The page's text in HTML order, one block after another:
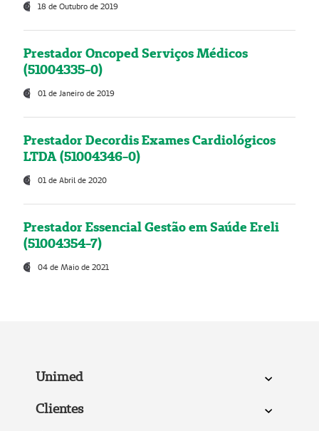
18 de Outubro de 2019
Prestador Oncoped Serviços Médicos
(51004335-0)
01 de Janeiro de 2019
Prestador Decordis Exames Cardiológicos
LTDA (51004346-0)
01 de Abril de 2020
Prestador Essencial Gestão em Saúde Ereli
(51004354-7)
04 de Maio de 2021
Unimed
Clientes